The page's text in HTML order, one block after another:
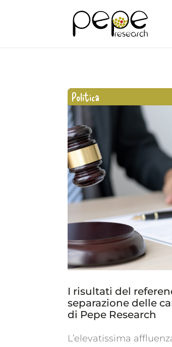
Politica
I risultati del
separazione delle
di Pepe Research
L’elevatissima